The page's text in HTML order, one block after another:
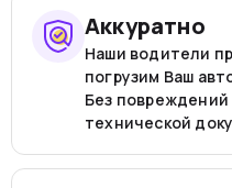
Аккуратно
Наши водители
погрузим Ваш
Без повреждений
технической